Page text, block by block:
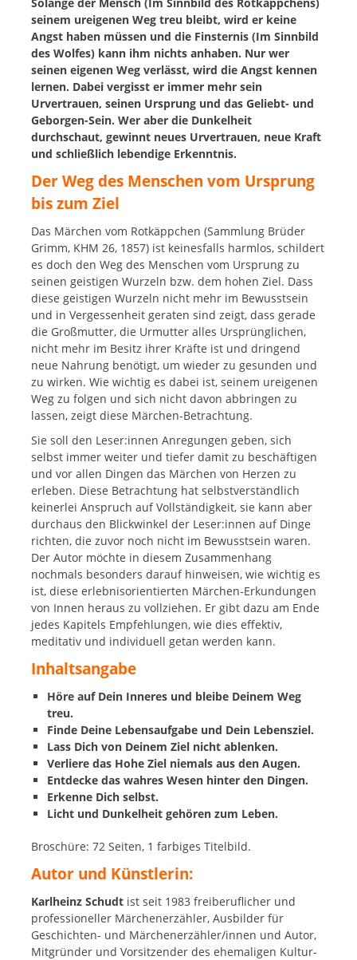
seinem ureigenen Weg treu bleibt, wird er keine
Angst haben müssen und die Finsternis (Im Sinnbild
des Wolfes) kann ihm nichts anhaben. Nur wer
seinen eigenen Weg verlässt, wird die Angst kennen
lernen. Dabei vergisst er immer mehr sein
Urvertrauen, seinen Ursprung und das Geliebt- und
Geborgen-Sein. Wer aber die Dunkelheit
durchschaut, gewinnt neues Urvertrauen, neue Kraft
und schließlich lebendige Erkenntnis.
Der Weg des Menschen vom Ursprung
bis zum Ziel
Das Märchen vom Rotkäppchen (Sammlung Brüder
Grimm, KHM 26, 1857) ist keinesfalls harmlos, schildert
es doch den Weg des Menschen vom Ursprung zu
seinen geistigen Wurzeln bzw. dem hohen Ziel. Dass
diese geistigen Wurzeln nicht mehr im Bewusstsein
und in Vergessenheit geraten sind zeigt, dass gerade
die Großmutter, die Urmutter alles Ursprünglichen,
nicht mehr im Besitz ihrer Kräfte ist und dringend
neue Nahrung benötigt, um wieder zu gesunden und
zu wirken. Wie wichtig es dabei ist, seinem ureigenen
Weg zu folgen und sich nicht davon abbringen zu
lassen, zeigt diese Märchen-Betrachtung.
Sie soll den Leser:innen Anregungen geben, sich
selbst immer weiter und tiefer damit zu beschäftigen
und vor allen Dingen das Märchen von Herzen zu
erleben. Diese Betrachtung hat selbstverständlich
keinerlei Anspruch auf Vollständigkeit, sie kann aber
durchaus den Blickwinkel der Leser:innen auf Dinge
richten, die zuvor noch nicht im Bewusstsein waren.
Der Autor möchte in diesem Zusammenhang
nochmals besonders darauf hinweisen, wie wichtig es
ist, diese erlebnisorientierten Märchen-Erkundungen
von Innen heraus zu vollziehen. Er gibt dazu am Ende
jedes Kapitels Empfehlungen, wie dies effektiv,
meditativ und individuell getan werden kann.
Inhaltsangabe
Höre auf Dein Inneres und bleibe Deinem Weg
treu.
Finde Deine Lebensaufgabe und Dein Lebensziel.
Lass Dich von Deinem Ziel nicht ablenken.
Verliere das Hohe Ziel niemals aus den Augen.
Entdecke das wahres Wesen hinter den Dingen.
Erkenne Dich selbst.
Licht und Dunkelheit gehören zum Leben.
Broschüre: 72 Seiten, 1 farbiges Titelbild.
Autor und Künstlerin:
Karlheinz Schudt ist seit 1983 freiberuflicher und
professioneller Märchenerzähler, Ausbilder für
Geschichten- und Märchenerzähler/innen und Autor,
Mitgründer und Vorsitzender des ehemaligen Kultur-